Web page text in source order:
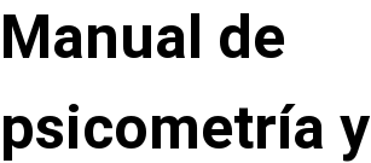
Manual de
psicometría y